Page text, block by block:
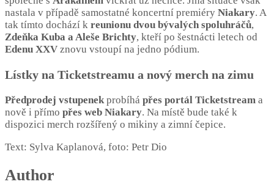
nastala v případě samostatné koncertní premiéry Niakary. A
tak tímto dochází k reunionu dvou bývalých spoluhráčů,
Zdeňka Kuba a Aleše Brichty, kteří po šestnácti letech od
Edenu XXV znovu vstoupí na jedno pódium.
Lístky na Ticketstreamu a nový merch na zimu
Předprodej vstupenekprobíhá přes portál Ticketstream a
nově i přímo přes web Niakary. Na místě bude také k
dispozici merch rozšířený o mikiny a zimní čepice.
Text: Sylva Kaplanová, foto: Petr Dio
Author